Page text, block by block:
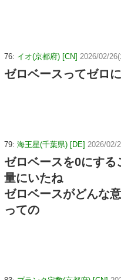
76: イオ(京都府) [CN] 2026/02/
ゼロベースってゼロ
79: 海王星(千葉県) [DE] 2026/02/
ゼロベースを0にす
量にいたね
ゼロベースがどんな
っての